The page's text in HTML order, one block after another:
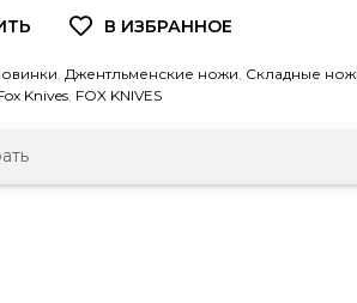
Джентльменские ножи Складные
Knives FOX KNIVES